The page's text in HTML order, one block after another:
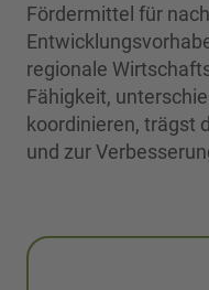
Fördermittel für
regionale
Fähigkeit,
koordinieren, trägst
und zur